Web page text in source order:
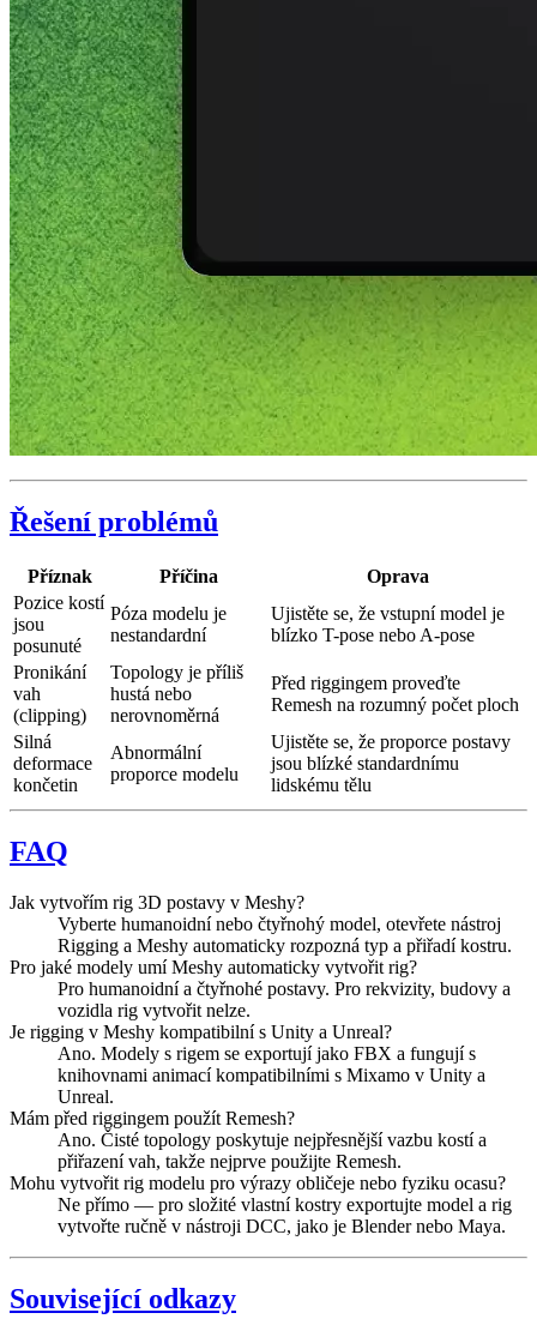
Řešení problémů
Příznak Příčina
Oprava
Pozice kostí
jsou
posunuté
Póza modelu je
nestandardní
Ujistěte se, že vstupní model je
blízko T-pose nebo A-pose
Pronikání
vah
(clipping)
Topology je příliš
hustá nebo
nerovnoměrná
Před riggingem proveďte
Remesh na rozumný počet ploch
Silná
deformace
končetin
Abnormální
proporce modelu
Ujistěte se, že proporce postavy
jsou blízké standardnímu
lidskému tělu
FAQ
Jak vytvořím rig 3D postavy v Meshy?
Vyberte humanoidní nebo čtyřnohý model, otevřete nástroj
Rigging a Meshy automaticky rozpozná typ a přiřadí kostru.
Pro jaké modely umí Meshy automaticky vytvořit rig?
Pro humanoidní a čtyřnohé postavy. Pro rekvizity, budovy a
vozidla rig vytvořit nelze.
Je rigging v Meshy kompatibilní s Unity a Unreal?
Ano. Modely s rigem se exportují jako FBX a fungují s
knihovnami animací kompatibilními s Mixamo v Unity a
Unreal.
Mám před riggingem použít Remesh?
Ano. Čisté topology poskytuje nejpřesnější vazbu kostí a
přiřazení vah, takže nejprve použijte Remesh.
Mohu vytvořit rig modelu pro výrazy obličeje nebo fyziku ocasu?
Ne přímo — pro složité vlastní kostry exportujte model a rig
vytvořte ručně v nástroji DCC, jako je Blender nebo Maya.
Související odkazy